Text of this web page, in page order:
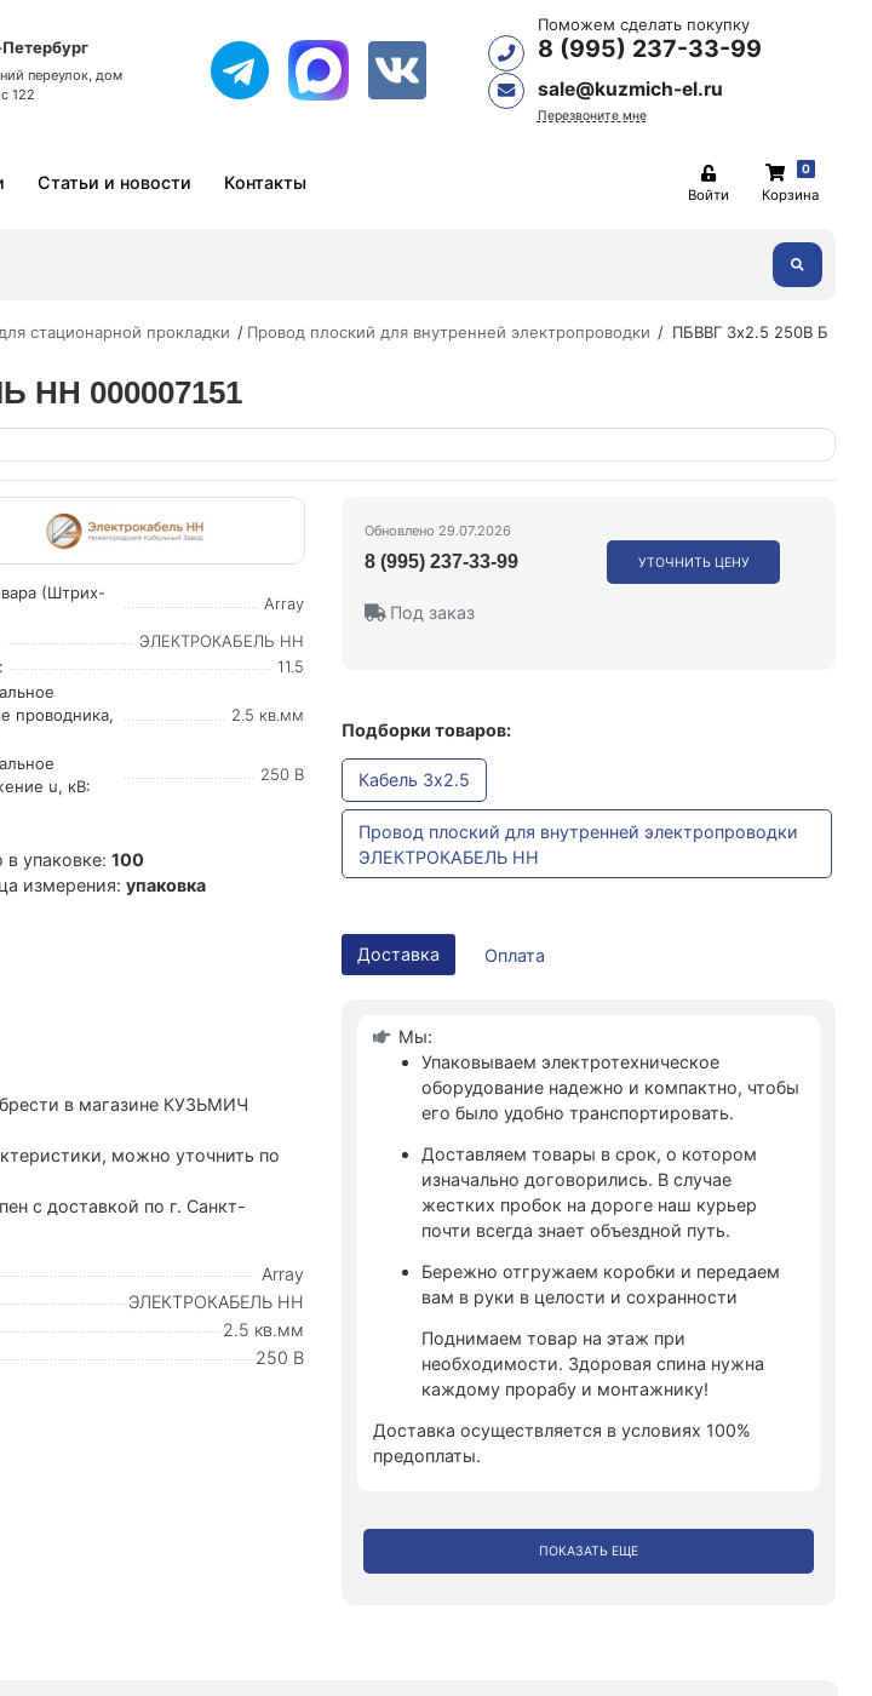
переулок, дом
122
Поможем сделать покупку
8 (995) 237-33-99
sale@kuzmich-el.ru
Перезвоните мне
Статьи и новости Контакты
Войти
0
Корзина
стационарной прокладки Провод плоский для внутренней электропроводки
ПБВВГ 3х2.5 250В Б
НН 000007151
(Штрих-
Array
ЭЛЕКТРОКАБЕЛЬ НН
11.5
проводника,
2.5 кв.мм
u, кВ:
250 В
в упаковке: 100
измерения: упаковка
Обновлено 29.07.2026
8 (995) 237-33-99 УТОЧНИТЬ ЦЕНУ
Под заказ
Подборки товаров:
Кабель 3x2.5
Провод плоский для внутренней электропроводки
ЭЛЕКТРОКАБЕЛЬ НН
Доставка Оплата
Мы:
Упаковываем электротехническое
оборудование надежно и компактно, чтобы
его было удобно транспортировать.
Доставляем товары в срок, о котором
изначально договорились. В случае
жестких пробок на дороге наш курьер
почти всегда знает объездной путь.
Бережно отгружаем коробки и передаем
вам в руки в целости и сохранности
Поднимаем товар на этаж при
необходимости. Здоровая спина нужна
каждому прорабу и монтажнику!
Доставка осуществляется в условиях 100%
предоплаты.
ПОКАЗАТЬ ЕЩЕ
в магазине КУЗЬМИЧ
можно уточнить по
с доставкой по г. Санкт-
Array
ЭЛЕКТРОКАБЕЛЬ НН
2.5 кв.мм
250 В